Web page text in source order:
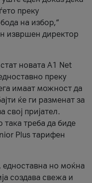
преку
на избор,“
извршен директор
новата А1 Net
преку
имаат можност да
ќе ги разменат за
свој пријател.
така треба да биде
Plus тарифен
но моќна
создава свежа и